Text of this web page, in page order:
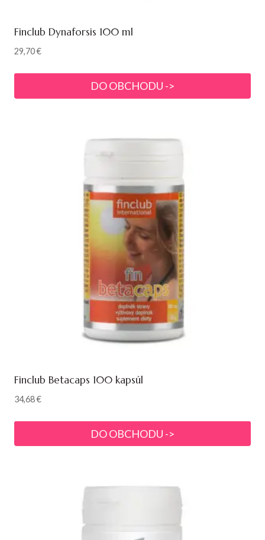
Finclub Dynaforsis 100 ml
29,70€
DO OBCHODU ->
Finclub Betacaps 100 kapsúl
34,68€
DO OBCHODU ->